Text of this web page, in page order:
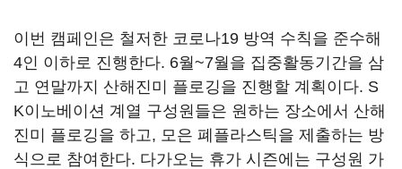
이번 캠페인은 철저한 코로나19 방역 수칙을 준수해
4인 이하로 진행한다. 6월~7월을 집중활동기간을 삼
고 연말까지 산해진미 플로깅을 진행할 계획이다. S
K이노베이션 계열 구성원들은 원하는 장소에서 산해
진미 플로깅을 하고, 모은 폐플라스틱을 제출하는 방
식으로 참여한다. 다가오는 휴가 시즌에는 구성원 가